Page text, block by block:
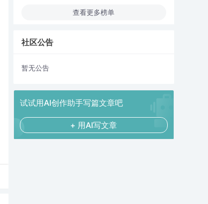
查看更多榜单
社区公告
暂无公告
试试用AI创作助手写篇文章吧
+ 用AI写文章